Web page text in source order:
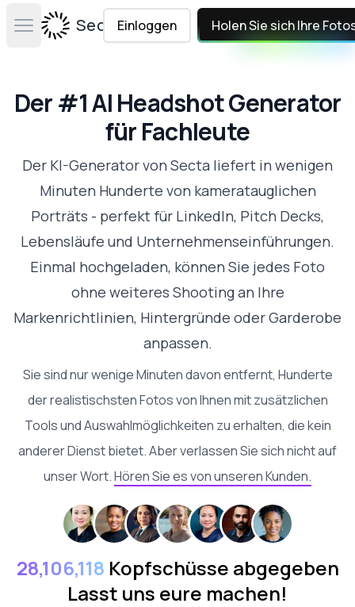
Open main menuSecta Labs
Einloggen Holen Sie sich Ihre
Der #1 AI Headshot Generator
für Fachleute
Der KI-Generator von Secta liefert in wenigen
Minuten Hunderte von kameratauglichen
Porträts - perfekt für LinkedIn, Pitch Decks,
Lebensläufe und Unternehmenseinführungen.
Einmal hochgeladen, können Sie jedes Foto
ohne weiteres Shooting an Ihre
Markenrichtlinien, Hintergründe oder Garderobe
anpassen.
Sie sind nur wenige Minuten davon entfernt, Hunderte
der realistischsten Fotos von Ihnen mit zusätzlichen
Tools und Auswahlmöglichkeiten zu erhalten, die kein
anderer Dienst bietet. Aber verlassen Sie sich nicht auf
unser Wort.Hören Sie es von unseren Kunden.
28,106,118 Kopfschüsse abgegeben
Lasst uns eure machen!